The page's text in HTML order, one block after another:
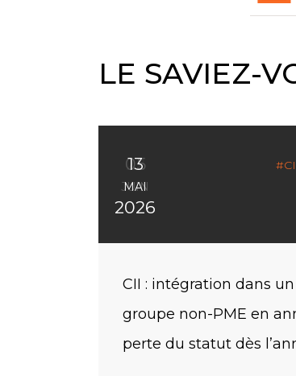
LE SAVIEZ-
22
JUIN
2026
CIR : dotations d’un
ce n’est pas une cause
d’exclusion
05
JUIN
2026
Remboursement
CIR/CII : une faculté,
obligation
13
MAI
2026
CII : intégration dans un
groupe non-PME en
perte du statut dès